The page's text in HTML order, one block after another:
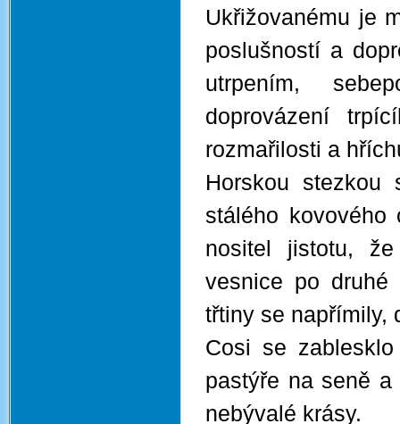
Ukřižovanému je
poslušností a
utrpením,
doprovázení
rozmařilosti a
Horskou
stálého
nositel jistotu,
vesnice po druhé
třtiny se napřímily,
Cosi se
pastýře na seně
nebývalé krásy.